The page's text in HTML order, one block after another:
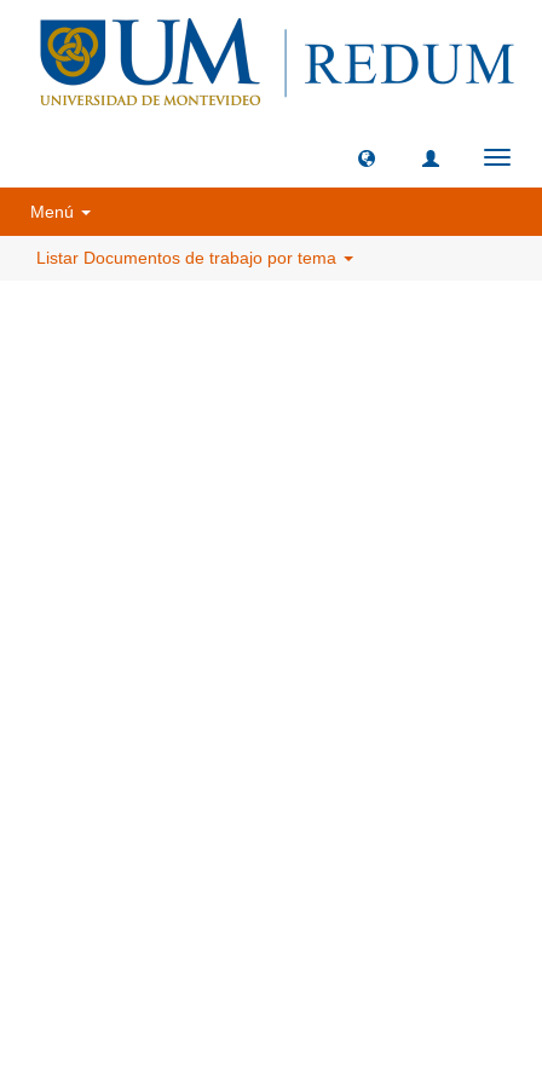
Menú
Listar Documentos de trabajo por tema